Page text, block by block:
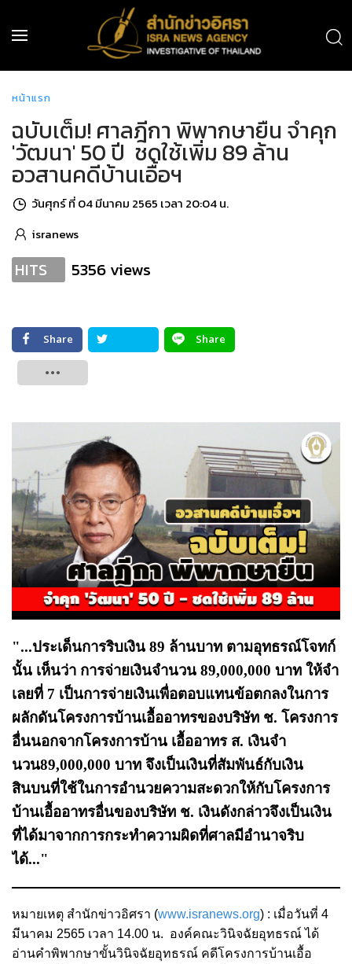
หน้าแรก
ฉบับเต็ม! ศาลฎีกา พิพากษายืน จำคุก
'วัฒนา' 50 ปี ชดใช้เพิ่ม 89 ล้าน
อวสานคดีบ้านเอื้อฯ
วันศุกร์ ที่ 04 มีนาคม 2565 เวลา 20:04 น.
isranews
HITS 5356 views
Share
Share
"...ประเด็นการริบเงิน 89 ล้านบาท ตามอุทธรณ์โจทก์
นั้น เห็นว่า การจ่ายเงินจํานวน 89,000,000 บาท ให้จํา
เลยที่ 7 เป็นการจ่ายเงินเพื่อตอบแทนข้อตกลงในการ
ผลักดันโครงการบ้านเอื้ออาทรของบริษัท ช. โครงการ
อื่นนอกจากโครงการบ้าน เอื้ออาทร ส. เงินจํา
นวน89,000,000 บาท จึงเป็นเงินที่สัมพันธ์กับเงิน
สินบนที่ใช้ในการอํานวยความสะดวกให้กับโครงการ
บ้านเอื้ออาทรอื่นของบริษัท ช. เงินดังกล่าวจึงเป็นเงิน
ที่ได้มาจากการกระทําความผิดที่ศาลมีอํานาจริบ
ได้..."
หมายเหตุ สำนักข่าวอิศรา (www.isranews.org) : เมื่อวันที่ 4
มีนาคม 2565 เวลา 14.00 น. องค์คณะวินิจฉัยอุทธรณ์ ได้
อ่านคําพิพากษาขั้นวินิจฉัยอุทธรณ์ คดีโครงการบ้านเอื้อ